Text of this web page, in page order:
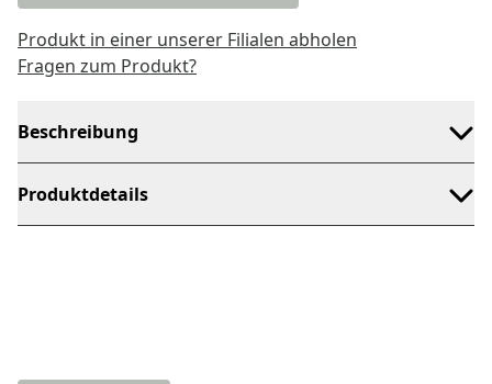
Produkt in einer unserer Filialen abholen
Fragen zum Produkt?
Beschreibung
Produktdetails